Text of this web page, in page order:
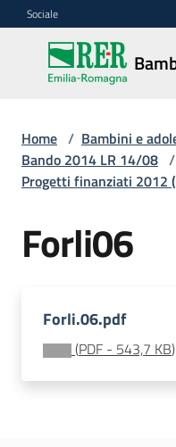
Vai al contenuto
Vai alla navigazione
Vai al footer
Sociale
Bambini e
Accoglienza,
tutela
Centri
estivi
e
Home / Bambini e
Bando 2014 LR 14/08 /
Progetti finanziati 2012
Forli06
Forli.06.pdf
(PDF - 543,7 KB)